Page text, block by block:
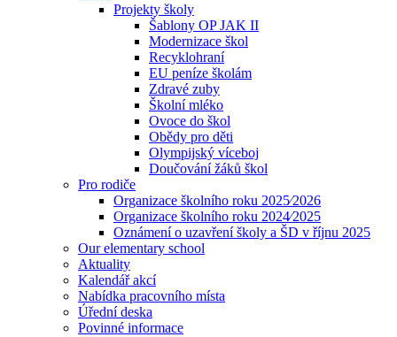
Projekty školy
Šablony OP JAK II
Modernizace škol
Recyklohraní
EU peníze školám
Zdravé zuby
Školní mléko
Ovoce do škol
Obědy pro děti
Olympijský víceboj
Doučování žáků škol
Pro rodiče
Organizace školního roku 2025⁄2026
Organizace školního roku 2024⁄2025
Oznámení o uzavření školy a ŠD v říjnu 2025
Our elementary school
Aktuality
Kalendář akcí
Nabídka pracovního místa
Úřední deska
Povinné informace